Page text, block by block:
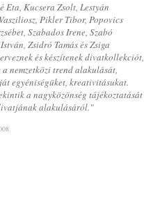
Eta, Kucsera Zsolt, Lestyán
Pikler Tibor, Popovics
Szabados Irene, Szabó
Zsidró Tamás és Zsiga
és készítenek divatkollekciót,
a nemzetközi trend alakulását,
egyéniségüket, kreativitásukat.
a nagyközönség tájékoztatását
alakulásáról."